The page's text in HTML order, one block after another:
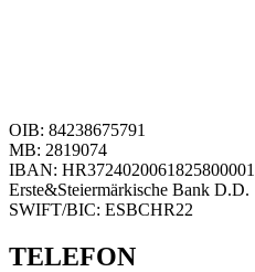
OIB: 84238675791
MB: 2819074
IBAN: HR3724020061825800001
Erste&Steiermärkische Bank D.D.
SWIFT/BIC: ESBCHR22
TELEFON